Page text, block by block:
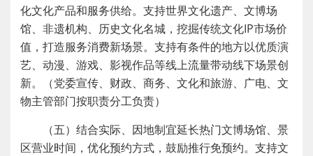
化文化产品和服务供给。支持世界文化遗产、文博场
馆、非遗机构、历史文化名城，挖掘传统文化IP市场价
值，打造服务消费新场景。支持有条件的地方以优质演
艺、动漫、游戏、影视作品等线上流量带动线下场景创
新。（党委宣传、财政、商务、文化和旅游、广电、文
物主管部门按职责分工负责）
（五）结合实际、因地制宜延长热门文博场馆、景
区营业时间，优化预约方式，鼓励推行免预约。支持文